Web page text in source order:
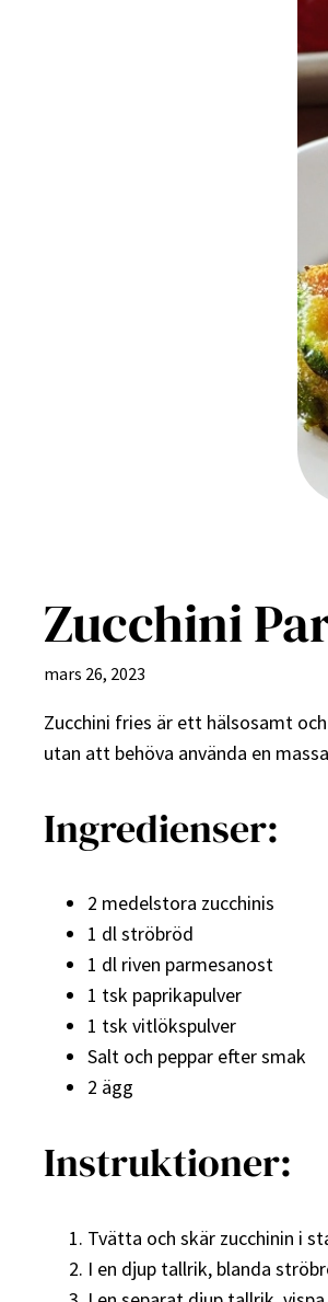
Zucchini
mars 26, 2023
Zucchini fries är ett hälsosamt
utan att behöva använda en
Ingredienser:
2 medelstora zucchinis
1 dl ströbröd
1 dl riven parmesanost
1 tsk paprikapulver
1 tsk vitlökspulver
Salt och peppar efter smak
2 ägg
Instruktioner:
Tvätta och skär zucchinin i
I en djup tallrik, blanda